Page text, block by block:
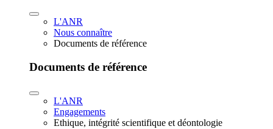
L'ANR
Nous connaître
Documents de référence
Documents de référence
L'ANR
Engagements
Ethique, intégrité scientifique et déontologie